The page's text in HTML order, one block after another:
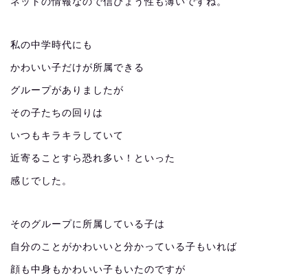
私の中学時代にも
かわいい子だけが所属できる
グループがありましたが
その子たちの回りは
いつもキラキラしていて
近寄ることすら恐れ多い！といった
感じでした。
そのグループに所属している子は
自分のことがかわいいと分かっている子もいれば
顔も中身もかわいい子もいたのですが